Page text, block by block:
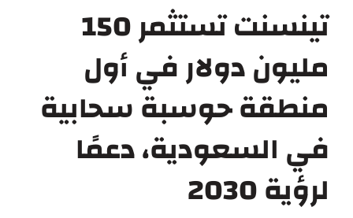
تينسنت تستثمر 150
مليون دولار في أول
منطقة حوسبة سحابية
في السعودية، دعمًا
لرؤية 2030